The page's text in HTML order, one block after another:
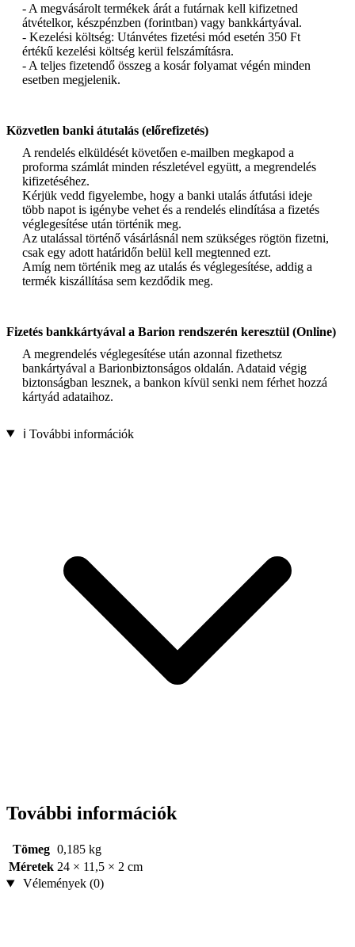
- A megvásárolt termékek árát a futárnak kell kifizetned
átvételkor, készpénzben (forintban) vagy bankkártyával.
- Kezelési költség: Utánvétes fizetési mód esetén 350 Ft
értékű kezelési költség kerül felszámításra.
- A teljes fizetendő összeg a kosár folyamat végén minden
esetben megjelenik.
Közvetlen banki átutalás (előrefizetés)
A rendelés elküldését követően e-mailben megkapod a
proforma számlát minden részletével együtt, a megrendelés
kifizetéséhez.
Kérjük vedd figyelembe, hogy a banki utalás átfutási ideje
több napot is igénybe vehet és a rendelés elindítása a fizetés
véglegesítése után történik meg.
Az utalással történő vásárlásnál nem szükséges rögtön fizetni,
csak egy adott határidőn belül kell megtenned ezt.
Amíg nem történik meg az utalás és véglegesítése, addig a
termék kiszállítása sem kezdődik meg.
Fizetés bankkártyával a Barion rendszerén keresztül (Online)
A megrendelés véglegesítése után azonnal fizethetsz
bankártyával a Barionbiztonságos oldalán. Adataid végig
biztonságban lesznek, a bankon kívül senki nem férhet hozzá
kártyád adataihoz.
ℹ️ További információk
További információk
Tömeg 0,185 kg
Méretek 24 × 11,5 × 2 cm
Vélemények (0)